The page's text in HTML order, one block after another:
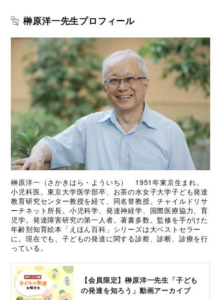
榊原洋一先生プロフィール
榊原洋一（さかきはら・よういち） 1951年東京生まれ。
小児科医。東京大学医学部卒、お茶の水女子大学子ども発達
教育研究センター教授を経て、同名誉教授。チャイルドリサ
ーチネット所長。小児科学、発達神経学、国際医療協力、育
児学。発達障害研究の第一人者。著書多数。監修を手がけた
年齢別知育絵本「えほん百科」シリーズは大ベストセラー
に。現在でも、子どもの発達に関する診察、診断、診療を行
っている。
【会員限定】榊原洋一先生「子ども
の発達を知ろう」動画アーカイブ